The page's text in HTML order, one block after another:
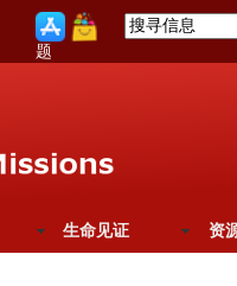
题
生命见证 资